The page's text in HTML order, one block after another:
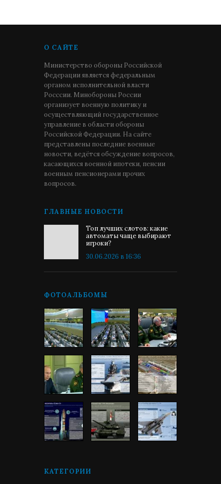
О САЙТЕ
Министерство обороны Российской
Федерации является федеральным
органом исполнительной власти
Росссии. Минобороны России
организует военную политику и
осуществляющий государственное
управление в области обороны
Российской Федерации. На сайте
представлены последние военные
новости, ведётся обсуждение вопросов,
касающихся военной ипотеки, пенсии
военным пенсионерами прочих
вопросов.
ГЛАВНЫЕ НОВОСТИ
Топ лучших слотов: какие
автоматы чаще выбирают
игроки?
30.06.2026 в 16:36
ФОТОАЛЬБОМЫ
КАТЕГОРИИ